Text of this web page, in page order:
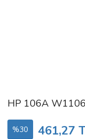
HP 106A
%30 461,27